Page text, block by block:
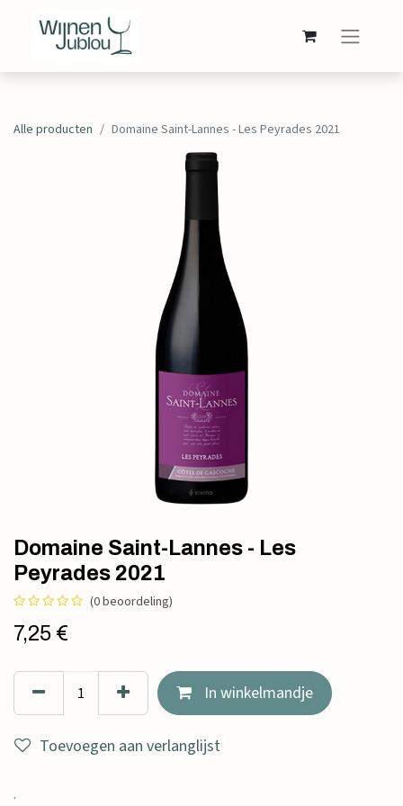
Alle producten Domaine Saint-Lannes - Les Peyrades 2021
Domaine Saint-Lannes - Les
Peyrades 2021
(0 beoordeling)
7,25 €
In winkelmandje
Toevoegen aan verlanglijst
.